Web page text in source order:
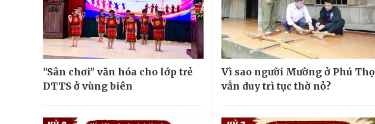
"Sân chơi" văn hóa cho lớp trẻ
DTTS ở vùng biên
Vì sao người Mường ở Phú Thọ
vẫn duy trì tục thờ nỏ?